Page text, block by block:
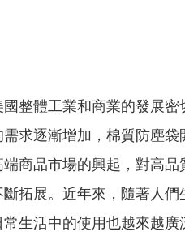
整體工業和商業的發展密
求逐漸增加，棉質防塵
商品市場的興起，對高
拓展。近年來，隨著人
生活中的使用也越來越廣